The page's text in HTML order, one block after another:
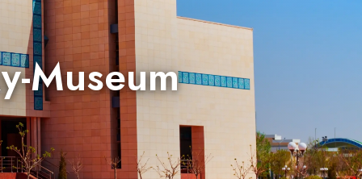
Museum
PL
Polski